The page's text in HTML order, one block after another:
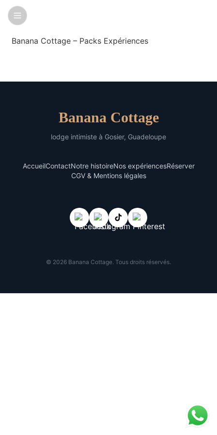
Banana Cottage – Packs Expériences
Banana Cottage
lodge intimiste à Gosier, Guadeloupe
AccueilContactNotre histoireNos expériencesRéserver
CGV & Mentions légales
© 2026 Banana Cottage. Tous droits réservés.